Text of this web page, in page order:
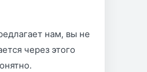
нам, вы не
через этого